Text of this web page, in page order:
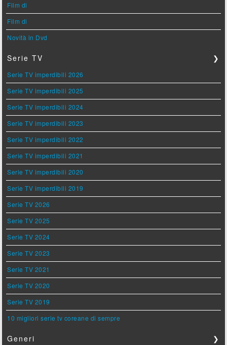
Film di
Film di
Novità in Dvd
Serie TV ❯
Serie TV imperdibili 2026
Serie TV imperdibili 2025
Serie TV imperdibili 2024
Serie TV imperdibili 2023
Serie TV imperdibili 2022
Serie TV imperdibili 2021
Serie TV imperdibili 2020
Serie TV imperdibili 2019
Serie TV 2026
Serie TV 2025
Serie TV 2024
Serie TV 2023
Serie TV 2021
Serie TV 2020
Serie TV 2019
10 migliori serie tv coreane di sempre
Generi ❯